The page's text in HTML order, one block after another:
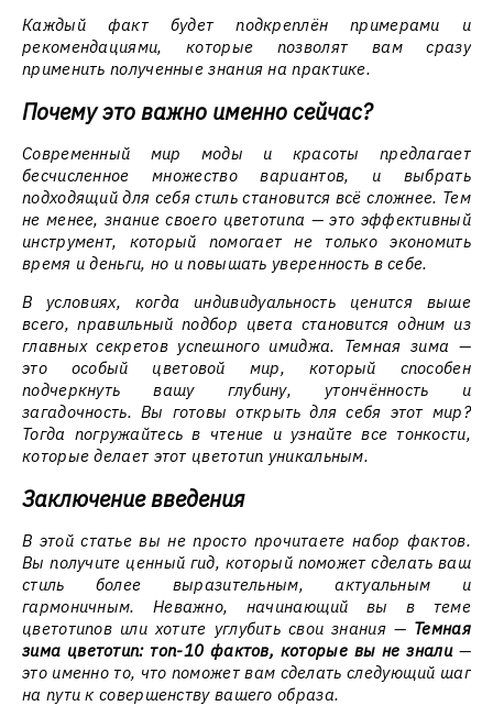
Каждый факт будет подкреплён примерами и
рекомендациями, которые позволят вам сразу
применить полученные знания на практике.
Почему это важно именно сейчас?
Современный мир моды и красоты предлагает
бесчисленное множество вариантов, и выбрать
подходящий для себя стиль становится всё сложнее. Тем
не менее, знание своего цветотипа — это эффективный
инструмент, который помогает не только экономить
время и деньги, но и повышать уверенность в себе.
В условиях, когда индивидуальность ценится выше
всего, правильный подбор цвета становится одним из
главных секретов успешного имиджа. Темная зима —
это особый цветовой мир, который способен
подчеркнуть вашу глубину, утончённость и
загадочность. Вы готовы открыть для себя этот мир?
Тогда погружайтесь в чтение и узнайте все тонкости,
которые делает этот цветотип уникальным.
Заключение введения
В этой статье вы не просто прочитаете набор фактов.
Вы получите ценный гид, который поможет сделать ваш
стиль более выразительным, актуальным и
гармоничным. Неважно, начинающий вы в теме
цветотипов или хотите углубить свои знания — Темная
зима цветотип: топ-10 фактов, которые вы не знали—
это именно то, что поможет вам сделать следующий шаг
на пути к совершенству вашего образа.